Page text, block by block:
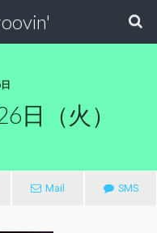
日（火）
Mail SMS